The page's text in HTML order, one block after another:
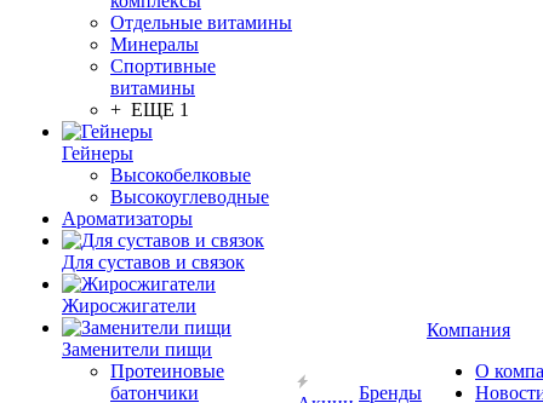
Отдельные витамины
Минералы
Спортивные
витамины
+ ЕЩЕ 1
Гейнеры
Высокобелковые
Высокоуглеводные
Ароматизаторы
Для суставов и связок
Жиросжигатели
Заменители пищи
Протеиновые
батончики
Бренды
Компания
О